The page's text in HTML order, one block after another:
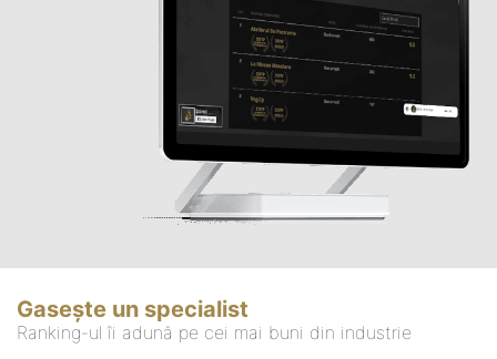
Gasește un specialist
Ranking-ul îi adună pe cei mai buni din industrie